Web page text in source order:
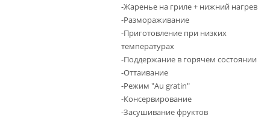
-Жаренье на гриле + нижний нагрев
-Размораживание
-Приготовление при низких
температурах
-Поддержание в горячем состоянии
-Оттаивание
-Режим "Au gratin"
-Консервирование
-Засушивание фруктов